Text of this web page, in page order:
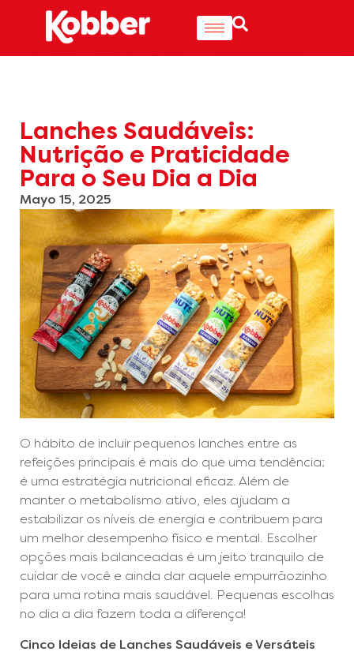
Lanches Saudáveis:
Nutrição e Praticidade
Para o Seu Dia a Dia
Mayo 15, 2025
O hábito de incluir pequenos lanches entre as
refeições principais é mais do que uma tendência;
é uma estratégia nutricional eficaz. Além de
manter o metabolismo ativo, eles ajudam a
estabilizar os níveis de energia e contribuem para
um melhor desempenho físico e mental. Escolher
opções mais balanceadas é um jeito tranquilo de
cuidar de você e ainda dar aquele empurrãozinho
para uma rotina mais saudável. Pequenas escolhas
no dia a dia fazem toda a diferença!
Cinco Ideias de Lanches Saudáveis e Versáteis